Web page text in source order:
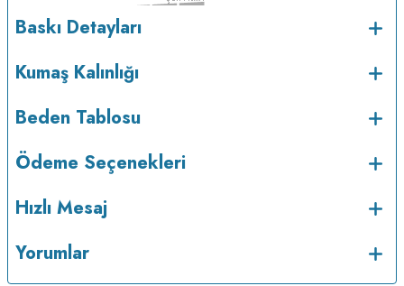
maksimum 30 ode ve tersten yıkanır.
Baskı Detayları
Kumaş Kalınlığı
Beden Tablosu
Ödeme Seçenekleri
Hızlı Mesaj
Yorumlar